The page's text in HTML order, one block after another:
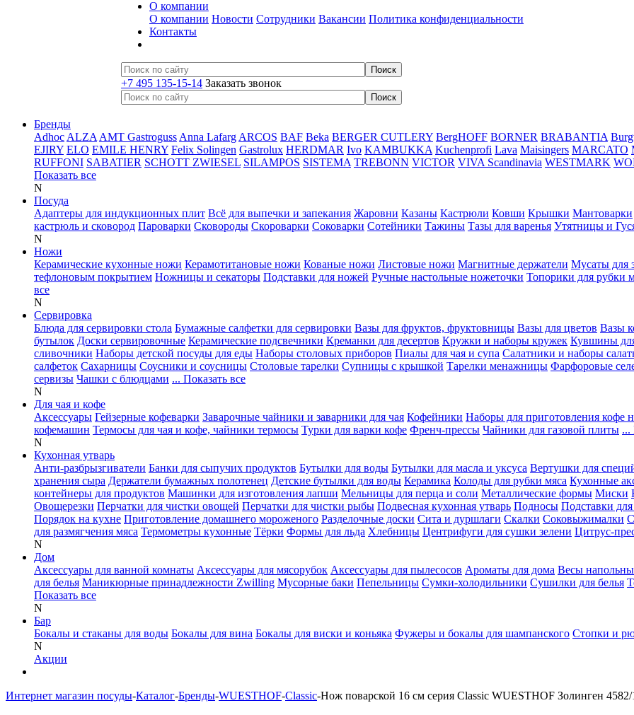
О компании
О компании Новости Сотрудники Вакансии Политика конфиденциальности
Контакты
+7 495 135-15-14 Заказать звонок
Бренды
Adhoc ALZA AMT Gastroguss Anna Lafarg ARCOS BAF Beka BERGER CUTLERY BergHOFF BORNER BRABANTIA
EJIRY ELO EMILE HENRY Felix Solingen Gastrolux HERDMAR Ivo KAMBUKKA Kuchenprofi Lava Maisingers MARCATO
RUFFONI SABATIER SCHOTT ZWIESEL SILAMPOS SISTEMA TREBONN VICTOR VIVA Scandinavia WESTMARK
Показать все
N
Посуда
Адаптеры для индукционных плит Всё для выпечки и запекания Жаровни Казаны Кастрюли Ковши Крышки Мантоварки
кастрюль и сковород Пароварки Сковороды Скороварки Соковарки Сотейники Тажины Тазы для варенья Утятницы и
N
Ножи
Керамические кухонные ножи Керамотитановые ножи Кованые ножи Листовые ножи Магнитные держатели Мусаты для
тефлоновым покрытием Ножницы и секаторы Подставки для ножей Ручные настольные ножеточки Топорики для рубки
все
N
Сервировка
Блюда для сервировки стола Бумажные салфетки для сервировки Вазы для фруктов, фруктовницы Вазы для цветов Вазы
бутылок Доски сервировочные Керамические подсвечники Креманки для десертов Кружки и наборы кружек Кувшины
сливочники Наборы детской посуды для еды Наборы столовых приборов Пиалы для чая и супа Салатники и наборы
салфеток Сахарницы Соусники и соусницы Столовые тарелки Супницы с крышкой Тарелки менажницы Фарфоровые
сервизы Чашки с блюдцами ... Показать все
N
Для чая и кофе
Аксессуары Гейзерные кофеварки Заварочные чайники и заварники для чая Кофейники Наборы для приготовления кофе
кофемашин Термосы для чая и кофе, чайники термосы Турки для варки кофе Френч-прессы Чайники для газовой плиты ...
N
Кухонная утварь
Анти-разбрызгиватели Банки для сыпучих продуктов Бутылки для воды Бутылки для масла и уксуса Вертушки для
хранения сыра Держатели бумажных полотенец Детские бутылки для воды Керамика Колоды для рубки мяса Кухонные
контейнеры для продуктов Машинки для изготовления лапши Мельницы для перца и соли Металлические формы Миски
Овощерезки Перчатки для чистки овощей Перчатки для чистки рыбы Подвесная кухонная утварь Подносы Подставки
Порядок на кухне Приготовление домашнего мороженого Разделочные доски Сита и дуршлаги Скалки Соковыжималки
для размягчения мяса Термометры кухонные Тёрки Формы для льда Хлебницы Центрифуги для сушки зелени Цитрус-
N
Дом
Аксессуары для ванной комнаты Аксессуары для мясорубок Аксессуары для пылесосов Ароматы для дома Весы
для белья Маникюрные принадлежности Zwilling Мусорные баки Пепельницы Сумки-холодильники Сушилки для белья
Показать все
N
Бар
Бокалы и стаканы для воды Бокалы для вина Бокалы для виски и коньяка Фужеры и бокалы для шампанского Стопки и
N
Акции
Интернет магазин посуды-Каталог-Бренды-WUESTHOF-Classic-Нож поварской 16 см серия Classic WUESTHOF Золинген 4582/